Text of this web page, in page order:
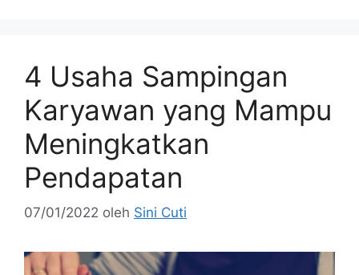
4 Usaha Sampingan
Karyawan yang Mampu
Meningkatkan
Pendapatan
07/01/2022 oleh Sini Cuti